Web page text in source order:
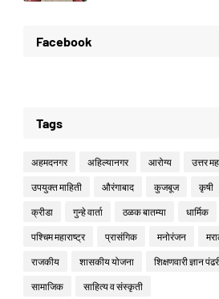
Facebook
Tags
अहमदनगर अहिल्यानगर आरोग्य उत्तर
उपयुक्त माहिती औरंगाबाद कुजबूज कृषी
क्रीडा गुन्हे वार्ता ठळक बातम्या धार्मिक
पश्चिम महाराष्ट्र प्रासंगिक मनोरंजन
राजकीय शासकीय योजना शिक्षणवारी ज्ञान
सामाजिक साहित्य व संस्कृती